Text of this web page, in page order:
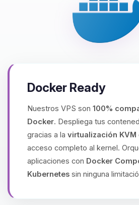
Docker Ready
Nuestros VPS son 100%
Docker. Despliega tus
gracias a la virtualización KVM
acceso completo al kernel.
aplicaciones con Docker
Kubernetes sin ninguna